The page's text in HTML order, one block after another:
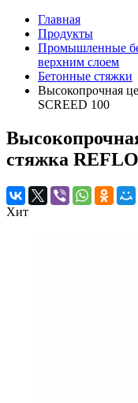
Главная
Продукты
Промышленные
верхним слоем
Бетонные стяжки
Высокопрочная
SCREED 100
стяжка
Хит